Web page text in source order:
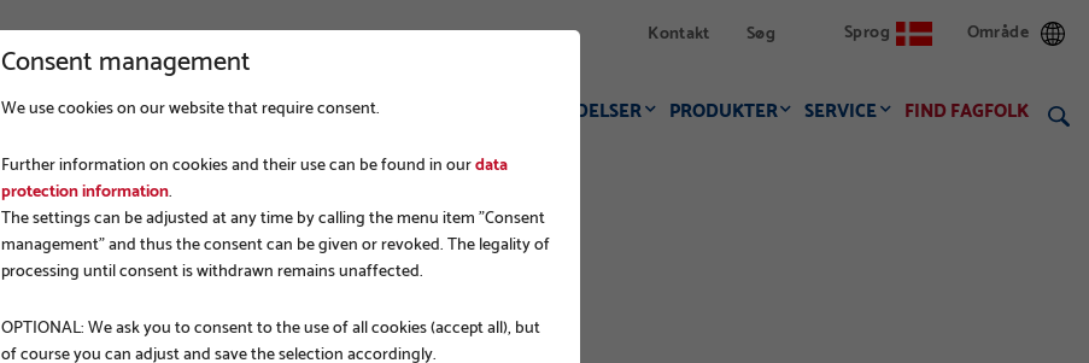
Kontakt Søg Sprog Område
VIRKSOMHED ANVENDELSER PRODUKTER SERVICE FIND FAGFOLK
Consent management
We use cookies on our website that require consent.
Further information on cookies and their use can be found in ourdata
protection information.
The settings can be adjusted at any time by calling the menu item "Consent
management" and thus the consent can be given or revoked. The legality of
processing until consent is withdrawn remains unaffected.
OPTIONAL: We ask you to consent to the use of all cookies (accept all), but
of course you can adjust and save the selection accordingly.